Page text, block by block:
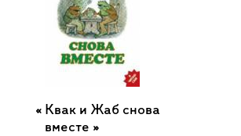
Квак и Жаб снова
вместе »